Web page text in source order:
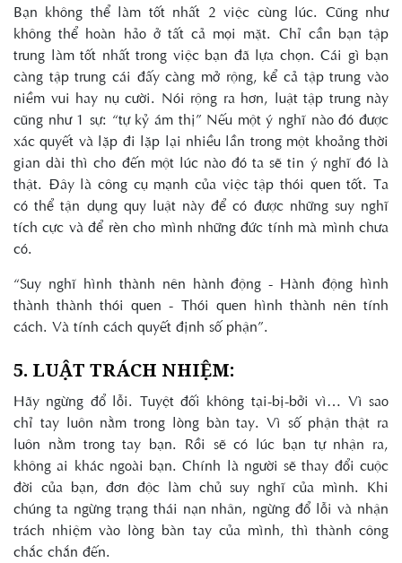
Bạn không thể làm tốt nhất 2 việc cùng lúc. Cũng như
không thể hoàn hảo ở tất cả mọi mặt. Chỉ cần bạn tập
trung làm tốt nhất trong việc bạn đã lựa chọn. Cái gì bạn
càng tập trung cái đấy càng mở rộng, kể cả tập trung vào
niềm vui hay nụ cười. Nói rộng ra hơn, luật tập trung này
cũng như 1 sự: “tự kỷ ám thị” Nếu một ý nghĩ nào đó được
xác quyết và lặp đi lặp lại nhiều lần trong một khoảng thời
gian dài thì cho đến một lúc nào đó ta sẽ tin ý nghĩ đó là
thật. Đây là công cụ mạnh của việc tập thói quen tốt. Ta
có thể tận dụng quy luật này để có được những suy nghĩ
tích cực và để rèn cho mình những đức tính mà mình chưa
có.
“Suy nghĩ hình thành nên hành động - Hành động hình
thành thành thói quen - Thói quen hình thành nên tính
cách. Và tính cách quyết định số phận”.
5. LUẬT TRÁCH NHIỆM:
Hãy ngừng đổ lỗi. Tuyệt đối không tại-bị-bởi vì… Vì sao
chỉ tay luôn nằm trong lòng bàn tay. Vì số phận thật ra
luôn nằm trong tay bạn. Rồi sẽ có lúc bạn tự nhận ra,
không ai khác ngoài bạn. Chính là người sẽ thay đổi cuộc
đời của bạn, đơn độc làm chủ suy nghĩ của mình. Khi
chúng ta ngừng trạng thái nạn nhân, ngừng đổ lỗi và nhận
trách nhiệm vào lòng bàn tay của mình, thì thành công
chắc chắn đến.